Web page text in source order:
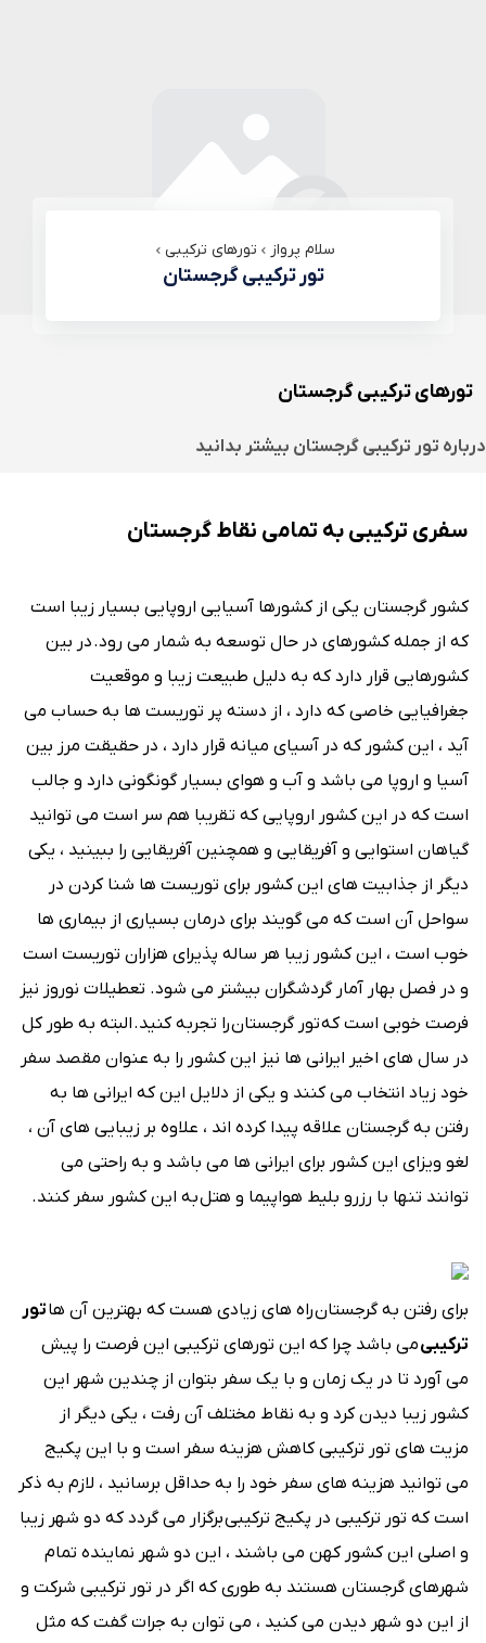
سلام پرواز تورهای ترکیبی
تور ترکیبی گرجستان
تورهای ترکیبی گرجستان
درباره تور ترکیبی گرجستان بیشتر بدانید
سفری ترکیبی به تمامی نقاط گرجستان
کشور گرجستان یکی از کشورها آسیایی اروپایی بسیار زیبا است
که از جمله کشورهای در حال توسعه به شمار می رود. در بین
کشورهایی قرار دارد که به دلیل طبیعت زیبا و موقعیت
جغرافیایی خاصی که دارد ، از دسته پر توریست ها به حساب می
آید ، این کشور که در آسیای میانه قرار دارد ، در حقیقت مرز بین
آسیا و اروپا می باشد و آب و هوای بسیار گونگونی دارد و جالب
است که در این کشور اروپایی که تقریبا هم سر است می توانید
گیاهان استوایی و آفریقایی و همچنین آفریقایی را ببینید ، یکی
دیگر از جذابیت های این کشور برای توریست ها شنا کردن در
سواحل آن است که می گویند برای درمان بسیاری از بیماری ها
خوب است ، این کشور زیبا هر ساله پذیرای هزاران توریست است
و در فصل بهار آمار گردشگران بیشتر می شود. تعطیلات نوروز نیز
فرصت خوبی است که تور گرجستانرا تجربه کنید. البته به طور کل
در سال های اخیر ایرانی ها نیز این کشور را به عنوان مقصد سفر
خود زیاد انتخاب می کنند و یکی از دلایل این که ایرانی ها به
رفتن به گرجستان علاقه پیدا کرده اند ، علاوه بر زیبایی های آن ،
لغو ویزای این کشور برای ایرانی ها می باشد و به راحتی می
توانند تنها با رزرو بلیط هواپیما و هتل به این کشور سفر کنند.
برای رفتن به گرجستان راه های زیادی هست که بهترین آن هاتور
ترکیبیمی باشد چرا که این تورهای ترکیبی این فرصت را پیش
می آورد تا در یک زمان و با یک سفر بتوان از چندین شهر این
کشور زیبا دیدن کرد و به نقاط مختلف آن رفت ، یکی دیگر از
مزیت های تور ترکیبی کاهش هزینه سفر است و با این پکیج
می توانید هزینه های سفر خود را به حداقل برسانید ، لازم به ذکر
است که تور ترکیبی در پکیج ترکیبی برگزار می گردد که دو شهر زیبا
و اصلی این کشور کهن می باشند ، این دو شهر نماینده تمام
شهرهای گرجستان هستند به طوری که اگر در تور ترکیبی شرکت و
از این دو شهر دیدن می کنید ، می توان به جرات گفت که مثل